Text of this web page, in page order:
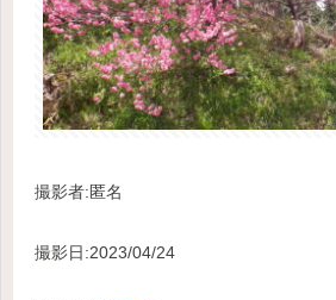
撮影者:匿名
撮影日:2023/04/24